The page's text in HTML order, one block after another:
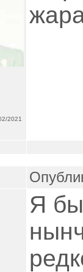
2021
Я